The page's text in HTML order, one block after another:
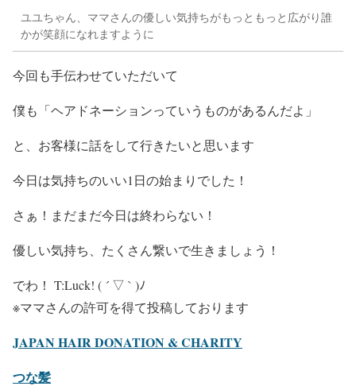
ユユちゃん、ママさんの優しい気持ちがもっともっと広がり誰
かが笑顔になれますように
今回も手伝わせていただいて
僕も「ヘアドネーションっていうものがあるんだよ」
と、お客様に話をして行きたいと思います
今日は気持ちのいい1日の始まりでした！
さぁ！まだまだ今日は終わらない！
優しい気持ち、たくさん繋いで生きましょう！
でわ！ T:Luck! ( ´ ▽ ` )ﾉ
※ママさんの許可を得て投稿しております
JAPAN HAIR DONATION & CHARITY
つな髪